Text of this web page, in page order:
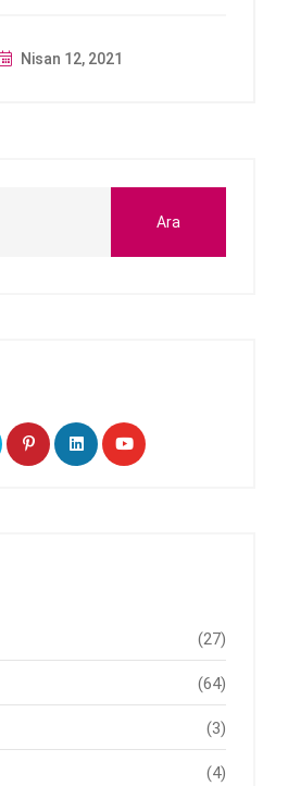
Nisan 12, 2021
(27)
(64)
(3)
(4)